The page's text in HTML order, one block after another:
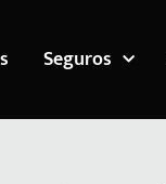
Seguros